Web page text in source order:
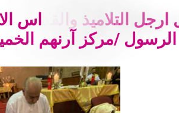
رجل لتلميذ و س ل
لر سول /مركز ر نهم لخمي